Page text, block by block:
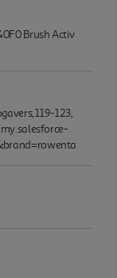
Brush Activ
119-123,